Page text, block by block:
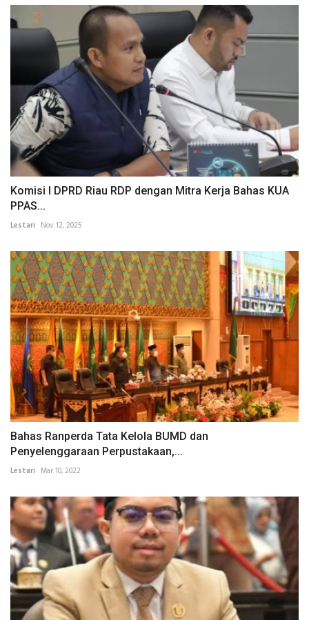
Komisi I DPRD Riau RDP dengan Mitra Kerja Bahas KUA
PPAS...
Lestari Nov 12, 2025
Bahas Ranperda Tata Kelola BUMD dan
Penyelenggaraan Perpustakaan,...
Lestari Mar 10, 2022